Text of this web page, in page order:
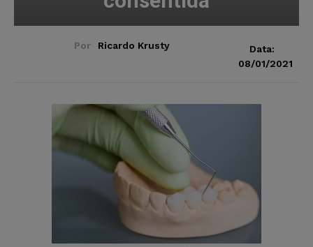
Por Ricardo Krusty
Data:
08/01/2021